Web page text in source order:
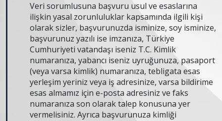
Veri sorumlusuna başvuru usul ve esaslarına
ilişkin yasal zorunluluklar kapsamında ilgili kişi
olarak sizler, başvurunuzda isminize, soy isminize,
başvurunuz yazılı ise imzanıza, Türkiye
Cumhuriyeti vatandaşı iseniz T.C. Kimlik
numaranıza, yabancı iseniz uyruğunuza, pasaport
(veya varsa kimlik) numaranıza, tebligata esas
yerleşim yeriniz veya iş adresinize, varsa bildirime
esas almamız için e-posta adresiniz ve faks
numaranıza son olarak talep konusuna yer
vermelisiniz. Ayrıca başvurunuza kimliği